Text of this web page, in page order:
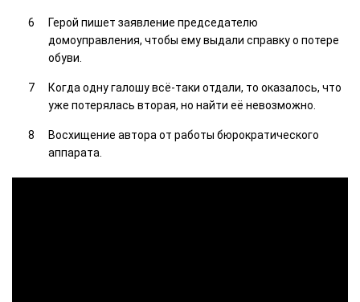
Герой пишет заявление председателю
домоуправления, чтобы ему выдали справку о потере
обуви.
Когда одну галошу всё-таки отдали, то оказалось, что
уже потерялась вторая, но найти её невозможно.
Восхищение автора от работы бюрократического
аппарата.